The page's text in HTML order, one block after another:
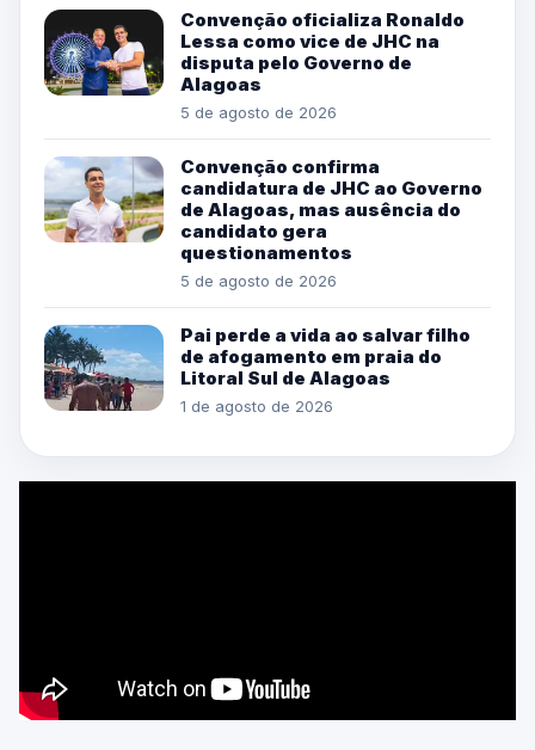
Convenção oficializa Ronaldo
Lessa como vice de JHC na
disputa pelo Governo de
Alagoas
5 de agosto de 2026
Convenção confirma
candidatura de JHC ao Governo
de Alagoas, mas ausência do
candidato gera
questionamentos
5 de agosto de 2026
Pai perde a vida ao salvar filho
de afogamento em praia do
Litoral Sul de Alagoas
1 de agosto de 2026